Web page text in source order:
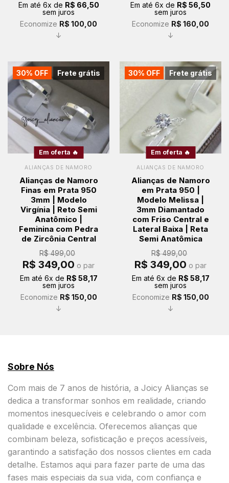
era:
R$ 499,00.
é:
Em até 6x de R$ 66,50
sem juros
Economize R$ 100,00
↓
era:
R$ 499,00.
é:
R$ 339,00.
Em até 6x de R$ 56,50
sem juros
Economize R$ 160,00
↓
Frete grátis
30% OFF
Em oferta 🔥
ALIANÇAS DE NAMORO
Alianças de Namoro
Finas em Prata 950
3mm | Modelo
Virgínia | Reto Semi
Anatômico |
Feminina com Pedra
de Zircônia Central
R$499,00
O
preço
era:
R$ 499,00.
R$ 349,00 preço
é:
o par
Em até 6x de R$ 58,17
sem juros
Economize R$ 150,00
↓
Frete grátis
30% OFF
Em oferta 🔥
ALIANÇAS DE NAMORO
Alianças de Namoro
em Prata 950 |
Modelo Melissa |
3mm Diamantado
com Friso Central e
Lateral Baixa | Reta
Semi Anatômica
R$499,00
O
preço
era:
R$ 499,00.
R$ 349,00 preço
é:
o par
Em até 6x de R$ 58,17
sem juros
Economize R$ 150,00
↓
Sobre Nós
Com mais de 7 anos de história, a Joicy Alianças se
dedica a transformar sonhos em realidade, criando
momentos inesquecíveis e celebrando o amor com
qualidade e excelência. Oferecemos alianças que
combinam beleza, sofisticação e preços acessíveis,
garantindo a satisfação dos nossos clientes em cada
detalhe. Estamos aqui para fazer parte de uma das
fases mais especiais da sua vida, com confiança e